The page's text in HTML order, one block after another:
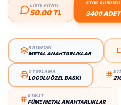
LİSTE FİYATI
50.00 TL
STOK DURUMU
3400 ADET
KATEGORİ
METAL ANAHTARLIKLAR
UYGULAMA
LOGOLU ÖZEL BASKI
ETİKET
FÜME METAL ANAHTARLIKLAR